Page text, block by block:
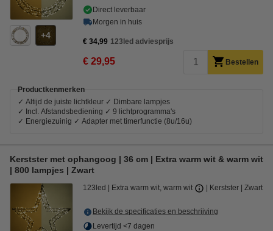
4
Direct leverbaar
Morgen in huis
€ 34,99 123led adviesprijs
€ 29,95 Bestellen
Productkenmerken
✓ Altijd de juiste lichtkleur ✓ Dimbare lampjes
✓ Incl. Afstandsbediening ✓ 9 lichtprogramma's
✓ Energiezuinig ✓ Adapter met timerfunctie (8u/16u)
Kerstster met ophangoog | 36 cm | Extra warm wit & warm wit
| 800 lampjes | Zwart
123led Extra warm wit, warm wit Kerstster Zwart
Bekijk de specificaties en beschrijving
Levertijd <7 dagen